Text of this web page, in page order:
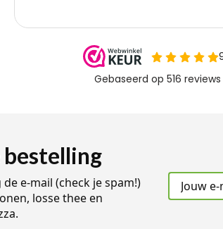
e-mail (check je spam!)
losse thee en